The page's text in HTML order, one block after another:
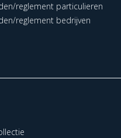
reglement particulieren
reglement bedrijven